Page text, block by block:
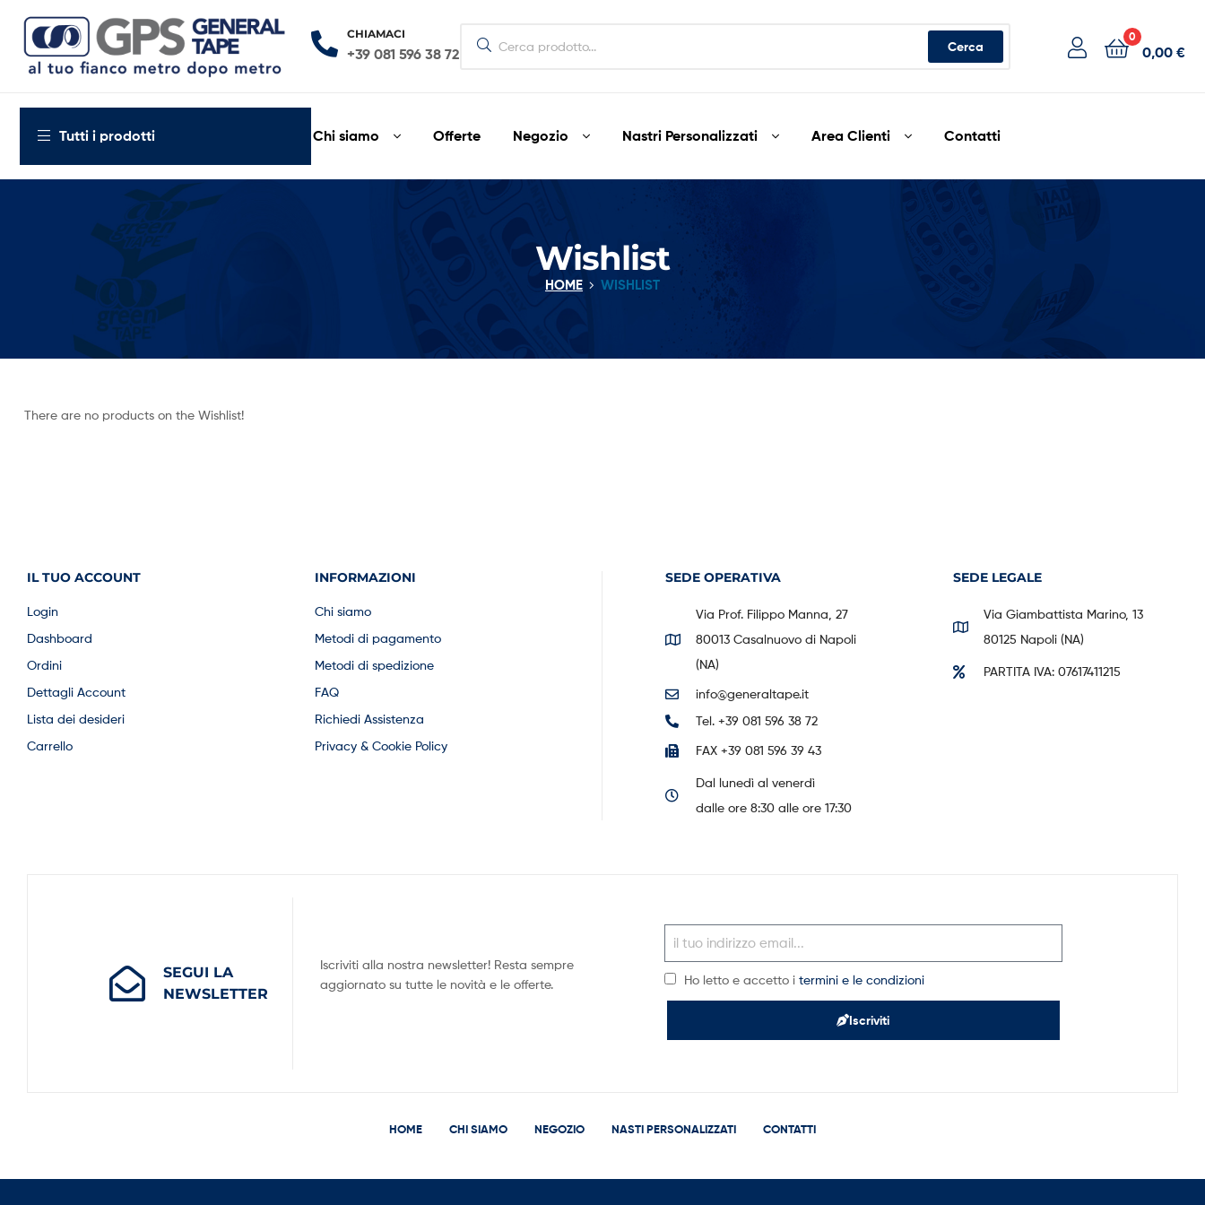
Tape
al
tuo
CHIAMACI
+39 081 596 38 72 Cerca
0
0,00 €
Tutti i prodotti Chi siamo Offerte Negozio Nastri Personalizzati Area Clienti Contatti
Wishlist
HOME WISHLIST
There are no products on the Wishlist!
IL TUO ACCOUNT
Login
Dashboard
Ordini
Dettagli Account
Lista dei desideri
Carrello
INFORMAZIONI
Chi siamo
Metodi di pagamento
Metodi di spedizione
FAQ
Richiedi Assistenza
Privacy & Cookie Policy
SEDE OPERATIVA
Via Prof. Filippo Manna, 27
80013 Casalnuovo di Napoli
(NA)
info@generaltape.it
Tel. +39 081 596 38 72
FAX +39 081 596 39 43
Dal lunedì al venerdì
dalle ore 8:30 alle ore 17:30
SEDE LEGALE
Via Giambattista Marino, 13
80125 Napoli (NA)
PARTITA IVA: 07617411215
SEGUI LA
NEWSLETTER
Iscriviti alla nostra newsletter! Resta sempre
aggiornato su tutte le novità e le offerte.
Ho letto e accetto itermini e le condizioni
Iscriviti
HOME CHI SIAMO NEGOZIO NASTI PERSONALIZZATI CONTATTI